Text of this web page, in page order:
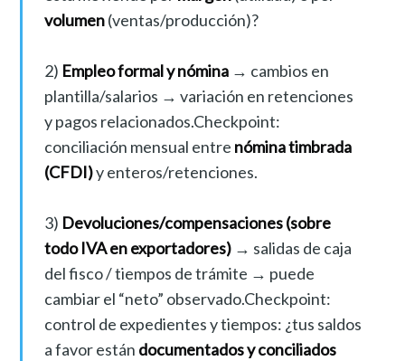
volumen(ventas/producción)?
2) Empleo formal y nómina→ cambios en
plantilla/salarios → variación en retenciones
y pagos relacionados.Checkpoint:
conciliación mensual entre nómina timbrada
(CFDI)y enteros/retenciones.
3) Devoluciones/compensaciones (sobre
todo IVA en exportadores)→ salidas de caja
del fisco / tiempos de trámite → puede
cambiar el “neto” observado.Checkpoint:
control de expedientes y tiempos: ¿tus saldos
a favor están documentados y conciliados